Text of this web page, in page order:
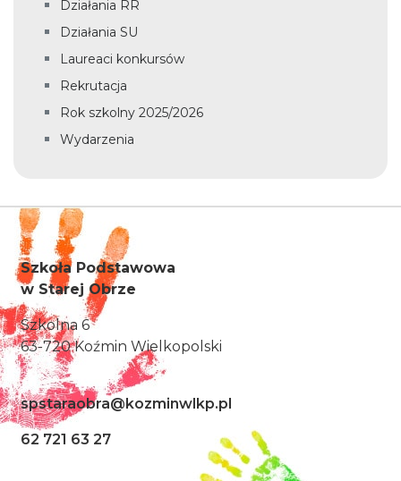
Działania RR
Działania SU
Laureaci konkursów
Rekrutacja
Rok szkolny 2025/2026
Wydarzenia
Szkoła Podstawowa
w Starej Obrze
Szkolna 6
63-720 Koźmin Wielkopolski
spstaraobra@kozminwlkp.pl
62 721 63 27